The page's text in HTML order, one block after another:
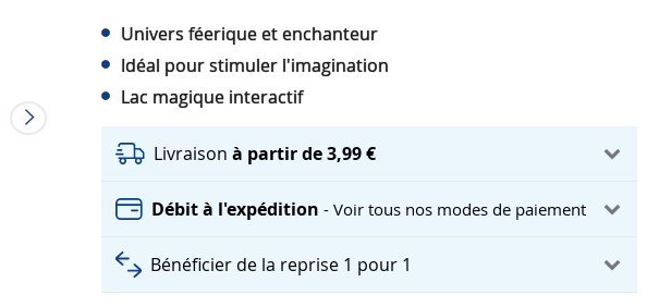
Univers féerique et enchanteur
Idéal pour stimuler l'imagination
Lac magique interactif
Livraisonà partir de 3,99 €
Débit à l'expédition- Voir tous nos modes de paiement
Bénéficier de la reprise 1 pour 1